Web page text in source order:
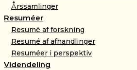
Årssamlinger
Resuméer
Resumé af forskning
Resumé af afhandlinger
Resuméer i perspektiv
Videndeling